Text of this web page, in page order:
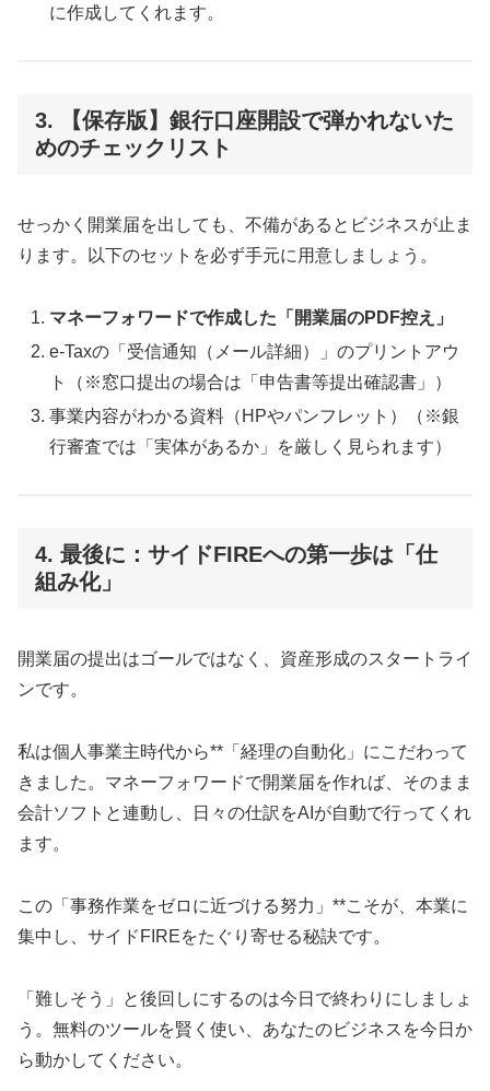
に作成してくれます。
3. 【保存版】銀行口座開設で弾かれないた
めのチェックリスト
せっかく開業届を出しても、不備があるとビジネスが止ま
ります。以下のセットを必ず手元に用意しましょう。
マネーフォワードで作成した「開業届のPDF控え」
e-Taxの「受信通知（メール詳細）」のプリントアウ
ト（※窓口提出の場合は「申告書等提出確認書」）
事業内容がわかる資料（HPやパンフレット）（※銀
行審査では「実体があるか」を厳しく見られます）
4. 最後に：サイドFIREへの第一歩は「仕
組み化」
開業届の提出はゴールではなく、資産形成のスタートライ
ンです。
私は個人事業主時代から**「経理の自動化」にこだわって
きました。マネーフォワードで開業届を作れば、そのまま
会計ソフトと連動し、日々の仕訳をAIが自動で行ってくれ
ます。
この「事務作業をゼロに近づける努力」**こそが、本業に
集中し、サイドFIREをたぐり寄せる秘訣です。
「難しそう」と後回しにするのは今日で終わりにしましょ
う。無料のツールを賢く使い、あなたのビジネスを今日か
ら動かしてください。